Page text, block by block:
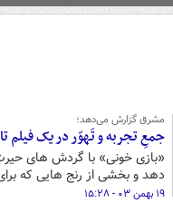
مشرق گزارش می‌دهد؛
جمعِ تجربه و تَهوّر در یک فیلم
«بازی خونی» با گردش های حیرت
دهد و بخشی از رنج هایی که
۱۹ بهمن ۰۳ - ۱۵:۲۸